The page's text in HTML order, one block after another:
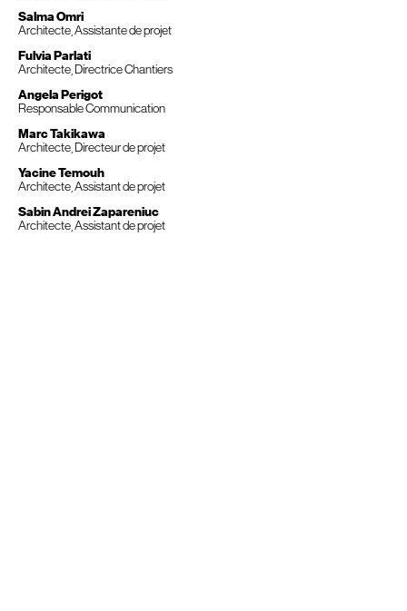
Salma Omri
Architecte, Assistante de projet
Fulvia Parlati
Architecte, Directrice Chantiers
Angela Perigot
Responsable Communication
Marc Takikawa
Architecte, Directeur de projet
Yacine Temouh
Architecte, Assistant de projet
Sabin Andrei Zapareniuc
Architecte, Assistant de projet